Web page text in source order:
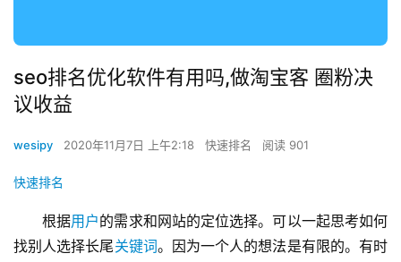
seo排名优化软件有用吗,做淘宝客 圈粉决
议收益
wesipy 2020年11月7日 上午2:18 快速排名 阅读 901
快速排名
根据用户的需求和网站的定位选择。可以一起思考如何
找别人选择长尾关键词。因为一个人的想法是有限的。有时